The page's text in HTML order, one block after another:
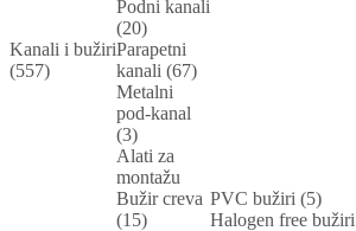
Kanali i bužiri
(557)
Podni kanali
(20)
Parapetni
kanali (67)
Metalni
pod-kanal
(3)
Alati za
montažu
Bužir creva
(15)
PVC bužiri (5)
Halogen free bužiri